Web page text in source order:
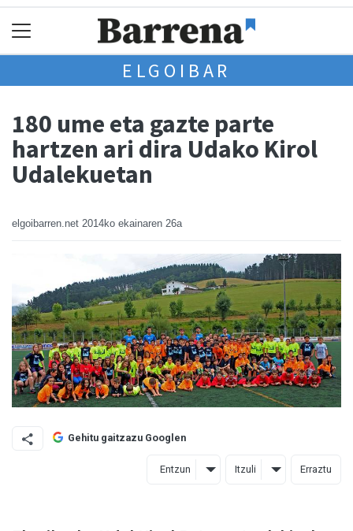
ELGOIBAR
180 ume eta gazte parte
hartzen ari dira Udako Kirol
Udalekuetan
elgoibarren.net 2014ko ekainaren 26a
Gehitu gaitzazu Googlen
Entzun Itzuli Erraztu